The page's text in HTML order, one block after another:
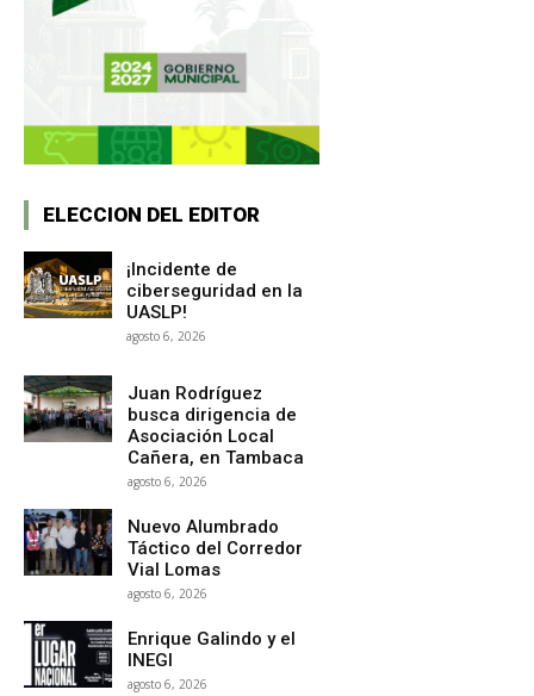
ELECCION DEL EDITOR
¡Incidente de
ciberseguridad en la
UASLP!
agosto 6, 2026
Juan Rodríguez
busca dirigencia de
Asociación Local
Cañera, en Tambaca
agosto 6, 2026
Nuevo Alumbrado
Táctico del Corredor
Vial Lomas
agosto 6, 2026
Enrique Galindo y el
INEGI
agosto 6, 2026